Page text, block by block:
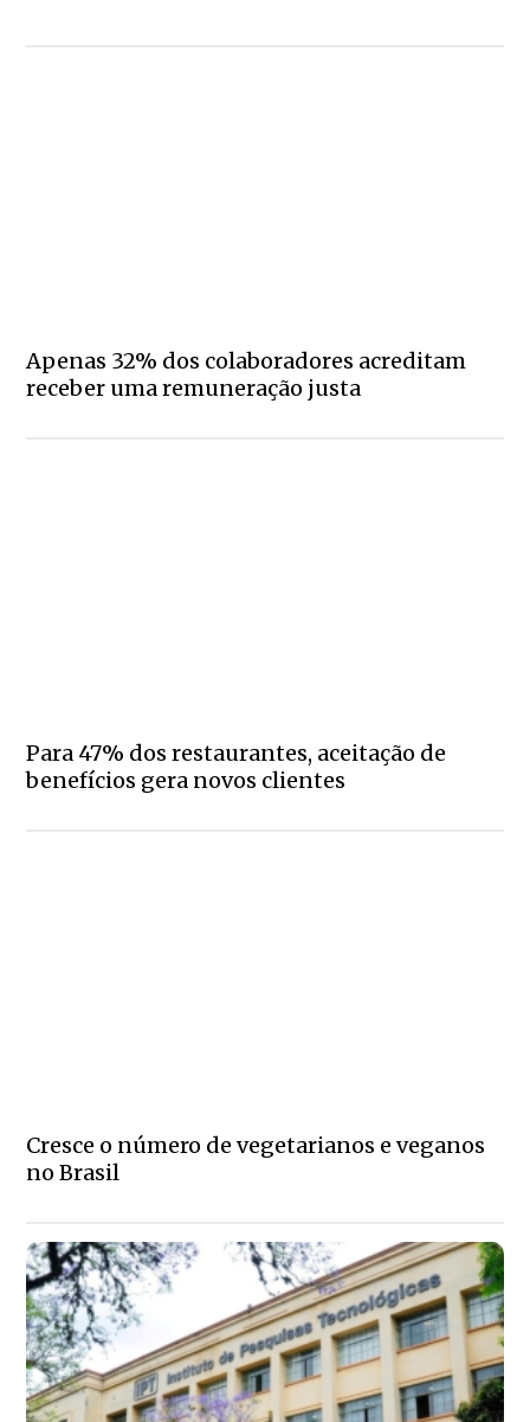
Apenas 32% dos colaboradores acreditam
receber uma remuneração justa
Para 47% dos restaurantes, aceitação de
benefícios gera novos clientes
Cresce o número de vegetarianos e veganos
no Brasil